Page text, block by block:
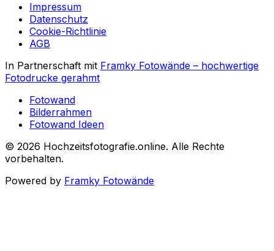
Impressum
Datenschutz
Cookie-Richtlinie
AGB
In Partnerschaft mit Framky Fotowände – hochwertige
Fotodrucke gerahmt
Fotowand
Bilderrahmen
Fotowand Ideen
© 2026 Hochzeitsfotografie.online. Alle Rechte
vorbehalten.
Powered by Framky Fotowände